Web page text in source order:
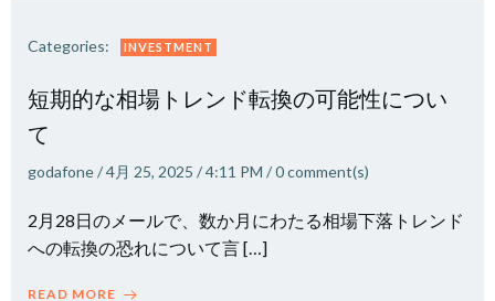
Categories: INVESTMENT
短期的な相場トレンド転換の可能性につい
て
godafone/4月 25, 2025 /4:11 PM /0comment(s)
2月28日のメールで、数か月にわたる相場下落トレンド
への転換の恐れについて言 […]
READ MORE